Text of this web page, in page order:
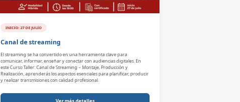
INICIO: 27 DE JULIO
Canal de streaming
El streaming se ha convertido en una herramienta clave para
comunicar, informar, enseñar y conectar con audiencias digitales. En
este Curso Taller: Canal de Streaming – Montaje, Producción y
Realización, aprenderás los aspectos esenciales para planificar, producir
y realizar transmisiones con calidad profesional.